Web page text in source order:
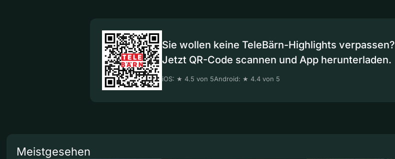
Sie wollen keine TeleBärn-Highlights verpassen?
Jetzt QR-Code scannen und App herunterladen.
iOS: ★ 4.5 von 5Android: ★ 4.4 von 5
Meistgesehen